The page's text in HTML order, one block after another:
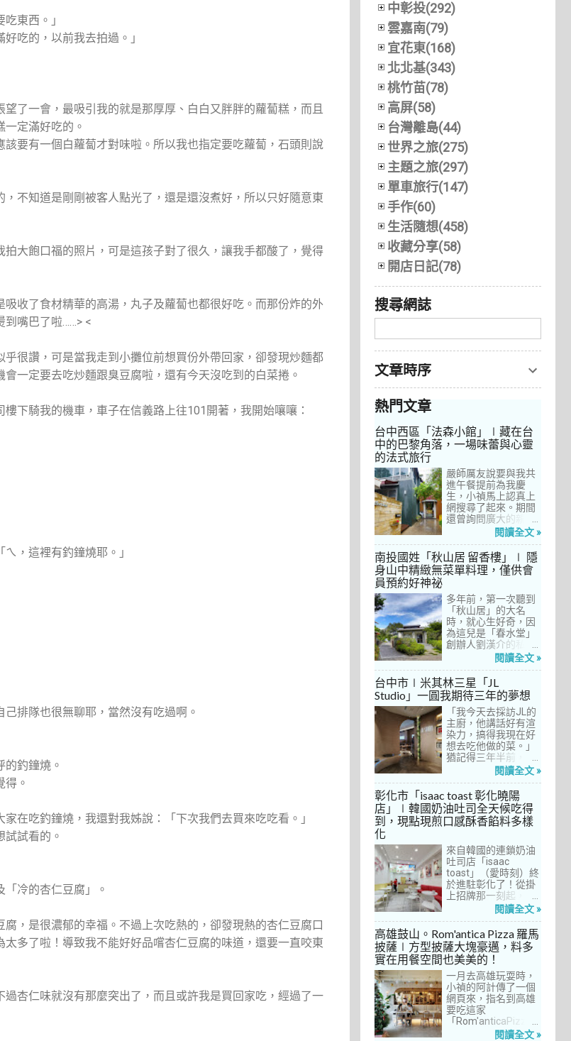
東西。」
吃的，以前我去拍過。」
了一會，最吸引我的就是那厚厚、白白又胖胖的蘿蔔糕，而且
定滿好吃的。
要有一個白蘿蔔才對味啦。所以我也指定要吃蘿蔔，石頭則說
不知道是剛剛被客人點光了，還是還沒煮好，所以只好隨意東
大飽口福的照片，可是這孩子對了很久，讓我手都酸了，覺得
收了食材精華的高湯，丸子及蘿蔔也都很好吃。而那份炸的外
到嘴巴了啦……> <
很讚，可是當我走到小攤位前想買份外帶回家，卻發現炒麵都
一定要去吃炒麵跟臭豆腐啦，還有今天沒吃到的白菜捲。
下騎我的機車，車子在信義路上往101開著，我開始嚷嚷：
，這裡有釣鐘燒耶。」
排隊也很無聊耶，當然沒有吃過啊。
釣鐘燒。
。
在吃釣鐘燒，我還對我姊說：「下次我們去買來吃吃看。」
試看的。
冷的杏仁豆腐」。
，是很濃郁的幸福。不過上次吃熱的，卻發現熱的杏仁豆腐口
多了啦！導致我不能好好品嚐杏仁豆腐的味道，還要一直咬東
杏仁味就沒有那麼突出了，而且或許我是買回家吃，經過了一
中彰投(292)
雲嘉南(79)
宜花東(168)
北北基(343)
桃竹苗(78)
高屏(58)
台灣離島(44)
世界之旅(275)
主題之旅(297)
單車旅行(147)
手作(60)
生活隨想(458)
收藏分享(58)
開店日記(78)
搜尋網誌
文章時序
熱門文章
台中西區「法森小館」∣藏在台
中的巴黎角落，一場味蕾與心靈
的法式旅行
嚴師厲友說要與我共
進午餐提前為我慶
生，小禎馬上認真上
網搜尋了起來。期間
還曾詢問廣大的親友
們有沒有推薦的餐
阿姨及桄甄老師誠懇
給我建議，其他都是
一堆來亂的！哈～ 從
宮」到台中的
「澀」，再比較了幾
間價位較親民的牛排
餐廳……，最終，小禎
選定了阿姨及表弟剛
去吃過的「法森小
館」，理由很簡單：
歐法套餐1680元起的
價位可以接受，而且
不是無菜單料理，從
開胃菜、湯品、主
菜、甜點等，通通可
以選自己喜歡的，小
禎覺得能夠自由搭配
很讚！而且「法森小
館」是台中老字號的
不斷，能夠屹立不搖
這麼多年，一定有它
的道理在呀！
閱讀全文 »
南投國姓「秋山居 留香樓」∣ 隱
身山中精緻無菜單料理，僅供會
員預約好神祕
多年前，第一次聽到
「秋山居」的大名
時，就心生好奇，因
為這兒是「春水堂」
創辦人劉漢介的私人
招待所，只對會員開
自從十多年前搬回彰
化之後，小禎才開始
上春水堂吃飯、喝
茶，有一度還把春水
堂當麵店在吃，每週
到台中上課時，總忍
不住奔入春水堂，點
上一碗「XO醬拌麵」
搭配一杯茶飲，後來
也嘗試過其他茶點，
對春水堂的餐飲很有
信心。因此，一得知
秋山居是春水堂創辦
人開設的，感覺就是
食的小禎而言，自然
深具吸引力。
閱讀全文 »
台中市∣米其林三星「JL
Studio」一圓我期待三年的夢想
「我今天去採訪JL的
主廚，他講話好有渲
染力，搞得我現在好
想去吃他做的菜。」
猶記得三年半前，當
米其林評鑑要來台中
做了一次得獎預測，
於是我因為工作踏入
JL Studio，當天回家
之後，我就迫不及待
從事美食採訪20多
年，只採訪沒吃的店
也不計其數，但從沒
有一家餐廳讓我這樣
充滿渴望，留下「真
的好想吃吃看」的懸
閱讀全文 »
彰化市「isaac toast 彰化曉陽
店」∣韓國奶油吐司全天候吃得
到，現點現煎口感酥香餡料多樣
化
來自韓國的連鎖奶油
吐司店「isaac
toast」（愛時刻）終
於進駐彰化了！從掛
上招牌那一刻起，小
禎就想著找時間來吃
家連鎖店許久，只是
每次去台中誘惑實在
太多了！就……，這一
次離家這麼近，不來
吃真的說不過去。
閱讀全文 »
高雄鼓山。Rom'antica Pizza 羅馬
披薩∣方型披薩大塊豪邁，料多
實在用餐空間也美美的！
一月去高雄玩耍時，
小禎的阿計傳了一個
網頁來，指名到高雄
要吃這家
「Rom'anticaPizza
羅馬披薩」，看了圖
閱讀全文 »